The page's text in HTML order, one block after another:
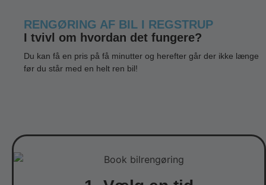
RENGØRING AF BIL I REGSTRUP
I tvivl om hvordan det fungere?
Du kan få en pris på få minutter og herefter går der ikke længe
før du står med en helt ren bil!